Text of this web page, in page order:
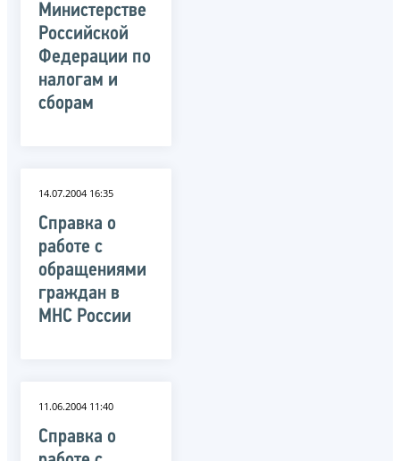
Министерстве
Российской
Федерации по
налогам и
сборам
14.07.2004 16:35
Справка о
работе с
обращениями
граждан в
МНС России
11.06.2004 11:40
Справка о